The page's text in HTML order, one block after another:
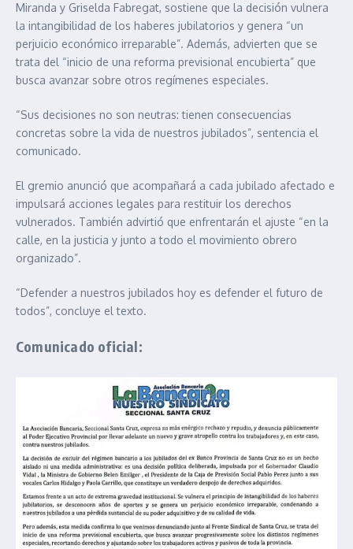
Miranda y Griselda Fabregat, sostiene que la decisión vulnera
la intangibilidad de los haberes jubilatorios y genera “un
perjuicio económico irreparable”. Además, advierten que se
trata del “inicio de una reforma previsional encubierta” que
busca avanzar sobre otros regímenes especiales.
“Sus decisiones no son neutras: tienen consecuencias
concretas sobre la vida de nuestros jubilados”, sentencia el
comunicado.
El gremio anunció que acompañará a cada jubilado afectado e
impulsará acciones legales para restituir los derechos
vulnerados. También advirtió que enfrentarán el ajuste “en la
calle, en la justicia y junto a todo el movimiento obrero
organizado”.
“Defender a nuestros jubilados hoy es defender el futuro de
todos”, concluye el texto.
Comunicado oficial: